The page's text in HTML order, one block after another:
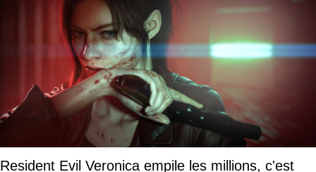
Resident Evil Veronica empile les millions, c'est